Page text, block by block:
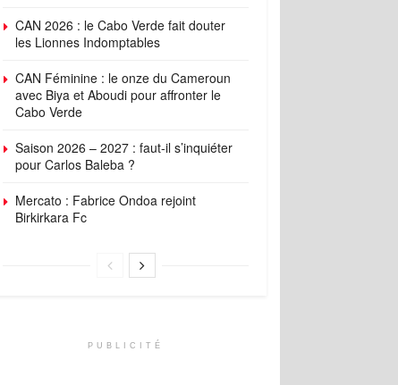
CAN 2026 : le Cabo Verde fait douter
les Lionnes Indomptables
CAN Féminine : le onze du Cameroun
avec Biya et Aboudi pour affronter le
Cabo Verde
Saison 2026 – 2027 : faut-il s’inquiéter
pour Carlos Baleba ?
Mercato : Fabrice Ondoa rejoint
Birkirkara Fc
PUBLICITÉ